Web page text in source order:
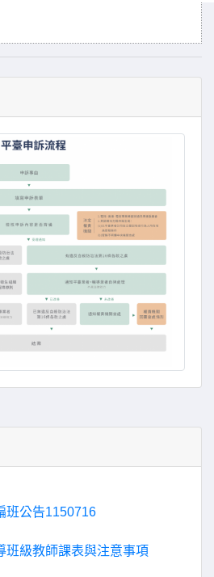
班公告1150716
班級教師課表與注意事項